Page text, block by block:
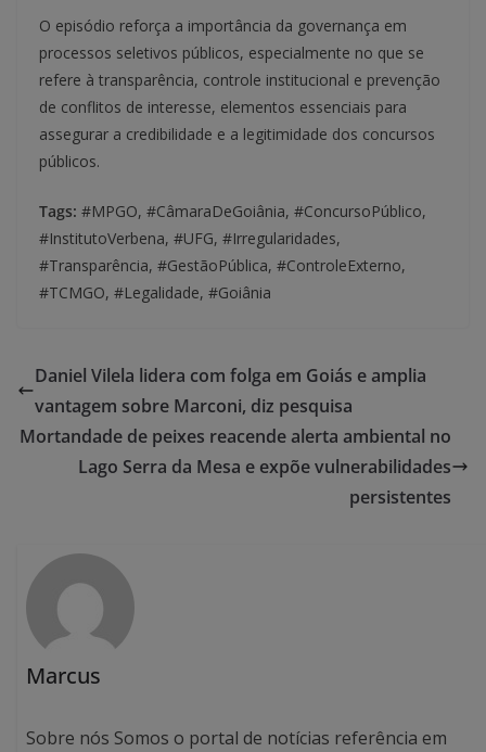
O episódio reforça a importância da governança em
processos seletivos públicos, especialmente no que se
refere à transparência, controle institucional e prevenção
de conflitos de interesse, elementos essenciais para
assegurar a credibilidade e a legitimidade dos concursos
públicos.
Tags: #MPGO, #CâmaraDeGoiânia, #ConcursoPúblico,
#InstitutoVerbena, #UFG, #Irregularidades,
#Transparência, #GestãoPública, #ControleExterno,
#TCMGO, #Legalidade, #Goiânia
Daniel Vilela lidera com folga em Goiás e amplia
vantagem sobre Marconi, diz pesquisa
Mortandade de peixes reacende alerta ambiental no
Lago Serra da Mesa e expõe vulnerabilidades
persistentes
Marcus
Sobre nós Somos o portal de notícias referência em